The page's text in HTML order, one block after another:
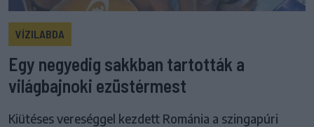
VÍZILABDA
Egy negyedig sakkban tartották a
világbajnoki ezüstérmest
Kiütéses vereséggel kezdett Románia a szingapúri